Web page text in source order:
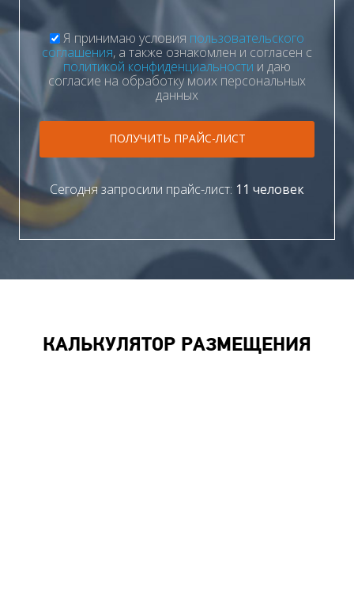
Я принимаю условия пользовательского
соглашения, а также ознакомлен и согласен с
политикой конфиденциальности и даю
согласие на обработку моих персональных
данных
ПОЛУЧИТЬ ПРАЙС-ЛИСТ
Сегодня запросили прайс-лист: 11 человек
КАЛЬКУЛЯТОР РАЗМЕЩЕНИЯ